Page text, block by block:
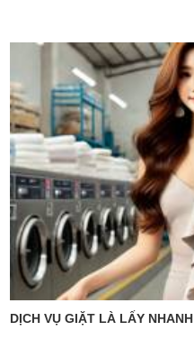
DỊCH VỤ GIẶT LÀ LẤY NHANH